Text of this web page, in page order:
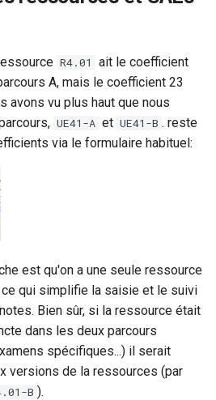
R4.01
ait le coefficient
A, mais le coefficient 23
avons vu plus haut que nous
UE41-A et UE41-B . reste
via le formulaire habituel:
est qu'on a une seule ressource
qui simplifie la saisie et le suivi
Bien sûr, si la ressource était
dans les deux parcours
spécifiques...) il serait
versions de la ressources (par
B ).